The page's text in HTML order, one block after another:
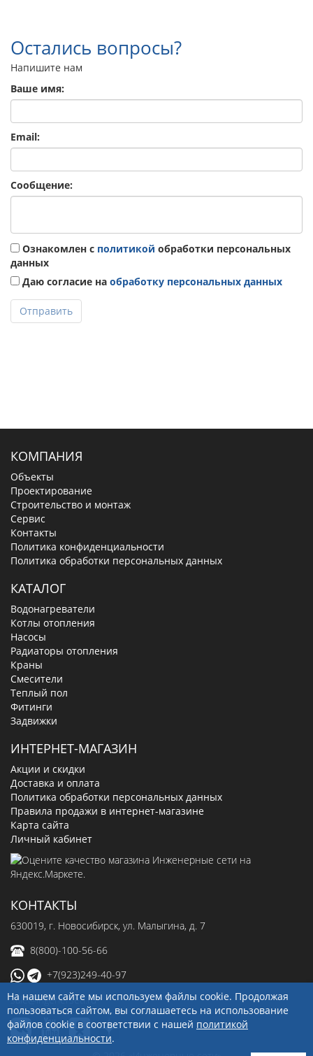
Остались вопросы?
Напишите нам
Ваше имя:
Email:
Сообщение:
Ознакомлен с политикой обработки персональных
данных
Даю согласие на обработку персональных данных
Отправить
КОМПАНИЯ
Объекты
Проектирование
Строительство и монтаж
Сервис
Контакты
Политика конфиденциальности
Политика обработки персональных данных
КАТАЛОГ
Водонагреватели
Котлы отопления
Насосы
Радиаторы отопления
Краны
Смесители
Теплый пол
Фитинги
Задвижки
ИНТЕРНЕТ-МАГАЗИН
Акции и скидки
Доставка и оплата
Политика обработки персональных данных
Правила продажи в интернет-магазине
Карта сайта
Личный кабинет
КОНТАКТЫ
630019, г. Новосибирск, ул. Малыгина, д. 7
8(800)-100-56-66
+7(923)249-40-97
sale@ingenerseti.ru
На нашем сайте мы используем файлы cookie. Продолжая
пользоваться сайтом, вы соглашаетесь на использование
файлов cookie в соответствии с нашей политикой
конфиденциальности.